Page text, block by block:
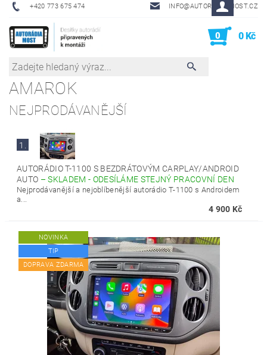
+420 773 675 474 INFO@AUTORADIA-MOST.CZ
0 0 Kč
AMAROK
NEJPRODÁVANĚJŠÍ
1.
AUTORÁDIO T-1100 S BEZDRÁTOVÝM CARPLAY/ANDROID
AUTO –SKLADEM - ODESÍLÁME STEJNÝ PRACOVNÍ DEN
Nejprodávanější a nejoblíbenější autorádio T-1100 s Androidem
a...
4 900 Kč
NOVINKA
TIP
DOPRAVA ZDARMA